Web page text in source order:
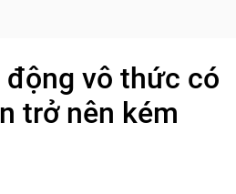
động vô thức có
trở nên kém